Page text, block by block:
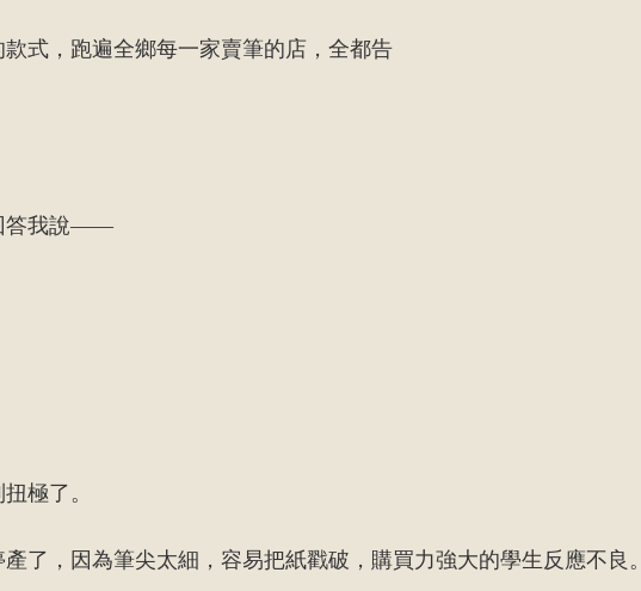
式，跑遍全鄉每一家賣筆的店，全都告
答我說——
極了。
了，因為筆尖太細，容易把紙戳破，購買力強大的學生反應不良。